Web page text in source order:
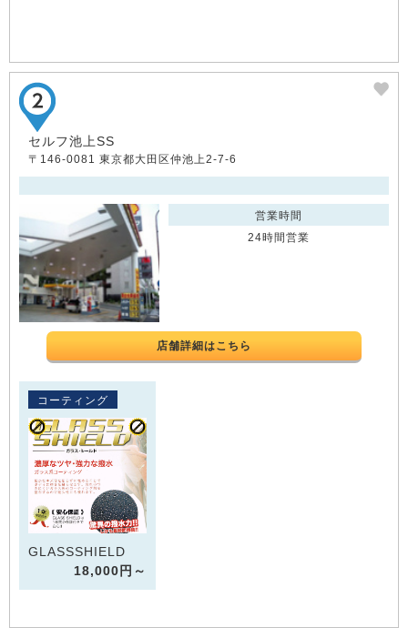
セルフ池上SS
〒146-0081 東京都大田区仲池上2-7-6
営業時間
24時間営業
店舗詳細はこちら
コーティング
GLASSSHIELD
18,000円～